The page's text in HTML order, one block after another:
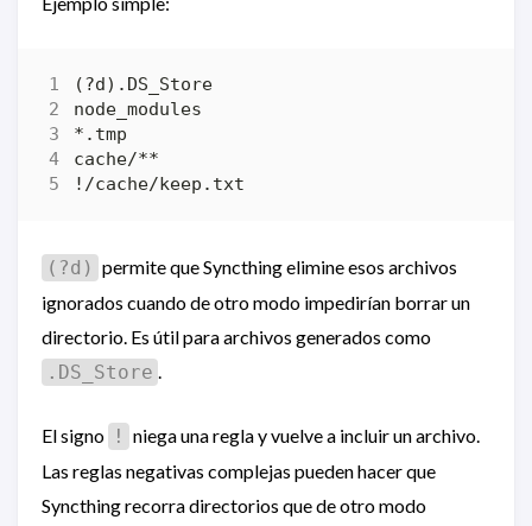
(?d) permite que Syncthing elimine esos archivos
ignorados cuando de otro modo impedirían borrar un
directorio. Es útil para archivos generados como
.DS_Store .
El signo ! niega una regla y vuelve a incluir un archivo.
Las reglas negativas complejas pueden hacer que
Syncthing recorra directorios que de otro modo